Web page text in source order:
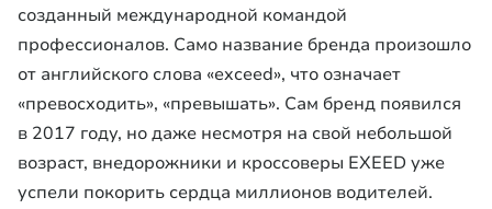
созданный международной командой
профессионалов. Само название бренда произошло
от английского слова «exceed», что означает
«превосходить», «превышать». Сам бренд появился
в 2017 году, но даже несмотря на свой небольшой
возраст, внедорожники и кроссоверы EXEED уже
успели покорить сердца миллионов водителей.